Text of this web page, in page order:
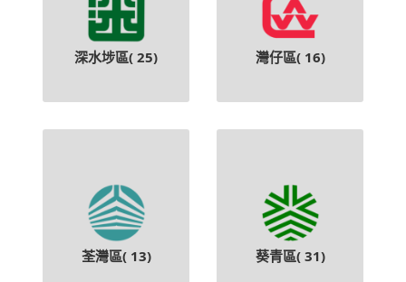
深水埗區( 25) 灣仔區( 16)
荃灣區( 13) 葵青區( 31)